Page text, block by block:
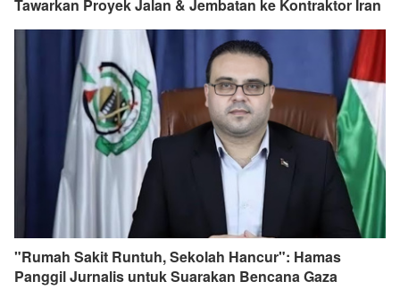
Tawarkan Proyek Jalan & Jembatan ke Kontraktor Iran
"Rumah Sakit Runtuh, Sekolah Hancur": Hamas
Panggil Jurnalis untuk Suarakan Bencana Gaza